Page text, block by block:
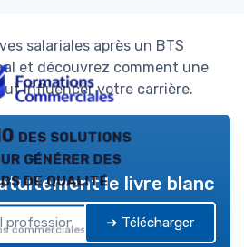
salariales après un BTS
et découvrez comment une
influencer votre carrière.
des solutions
générer des
de qualité
commerciales — 2026
le livre blanc
➔ Télécharger